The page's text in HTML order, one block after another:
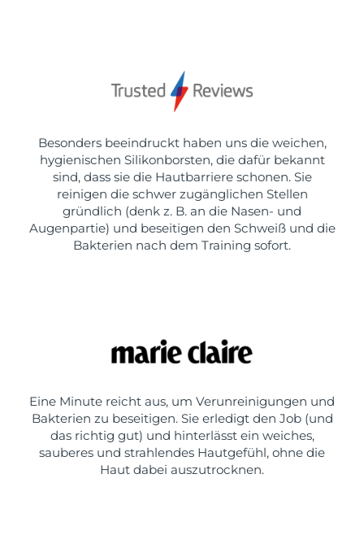
Besonders beeindruckt haben uns die weichen,
hygienischen Silikonborsten, die dafür bekannt
sind, dass sie die Hautbarriere schonen. Sie
reinigen die schwer zugänglichen Stellen
gründlich (denk z. B. an die Nasen- und
Augenpartie) und beseitigen den Schweiß und die
Bakterien nach dem Training sofort.
Eine Minute reicht aus, um Verunreinigungen und
Bakterien zu beseitigen. Sie erledigt den Job (und
das richtig gut) und hinterlässt ein weiches,
sauberes und strahlendes Hautgefühl, ohne die
Haut dabei auszutrocknen.